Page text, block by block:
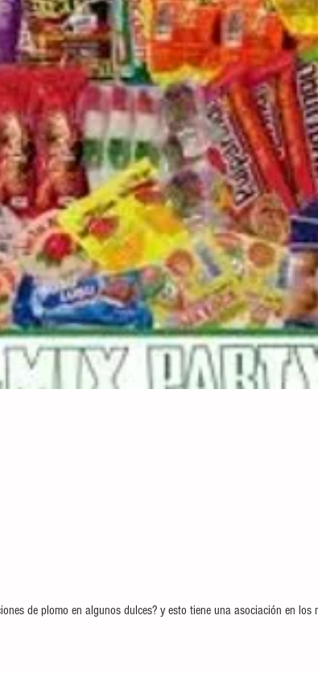
de plomo en algunos dulces? y esto tiene una asociación en los